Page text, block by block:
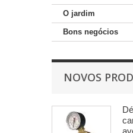
O jardim
Bons negócios
NOVOS